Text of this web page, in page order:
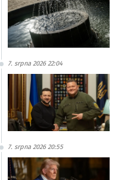
7. srpna 2026 22:04
7. srpna 2026 20:55